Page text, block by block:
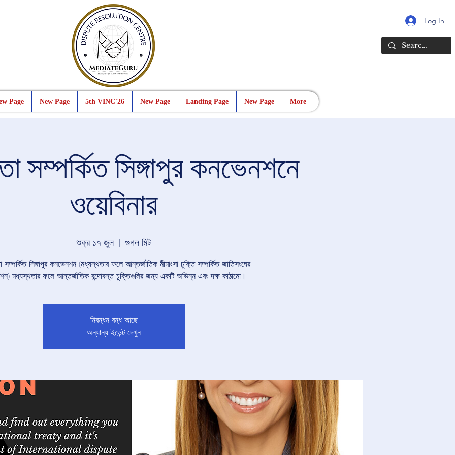
Log In
Page New Page 5th VINC'26 New Page Landing Page New Page More
সম্পর্কিত সিঙ্গাপুর কনভেনশনে
ওয়েবিনার
শুক্র ১৭ জুল
  |
গুগল মিট
সম্পর্কিত সিঙ্গাপুর কনভেনশন (মধ্যস্থতার ফলে আন্তর্জাতিক মীমাংসা চুক্তি সম্পর্কিত জাতিসংঘের
মধ্যস্থতার ফলে আন্তর্জাতিক বন্দোবস্ত চুক্তিগুলির জন্য একটি অভিন্ন এবং দক্ষ কাঠামো।
নিবন্ধন বন্ধ আছে
অন্যান্য ইভেন্ট দেখুন